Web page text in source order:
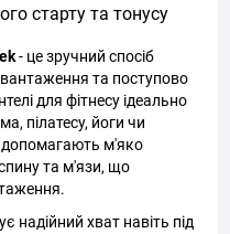
старту та тонусу
- це зручний спосіб
та поступово
для фітнесу ідеально
пілатесу, йоги чи
допомагають м'яко
та м'язи, що
надійний хват навіть під